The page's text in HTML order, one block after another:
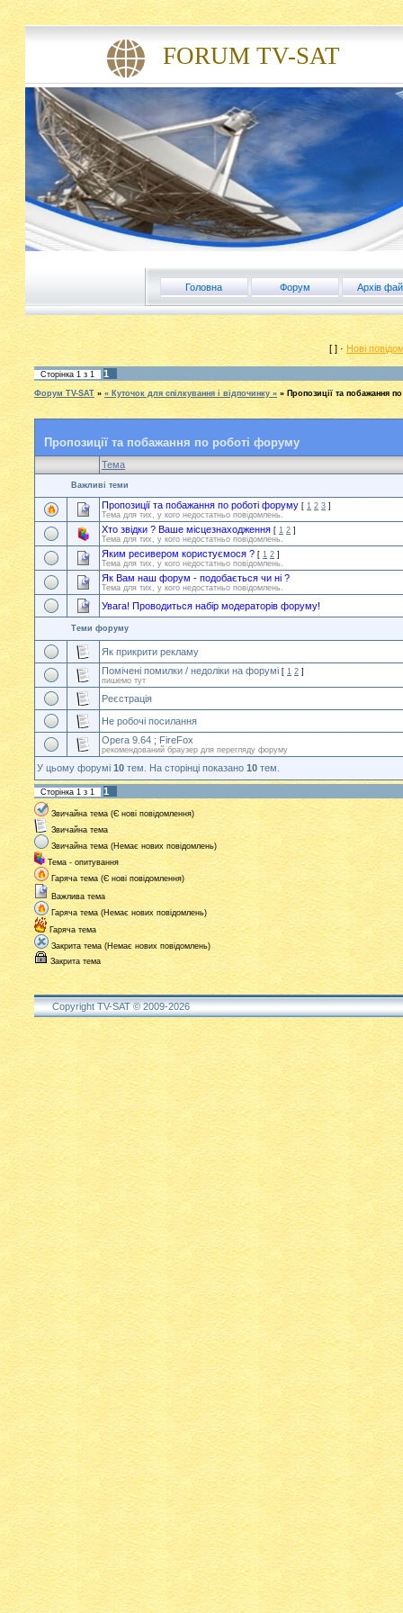
FORUM TV-SAT
Головна Форум Архів
[ ] · Нові
Сторінка 1 з 1 1
Форум TV-SAT » « Куточок для спілкування і відпочинку » » Пропозиції та побажання
Пропозиції та побажання по роботі форуму
Тема
Важливі теми
Пропозиції та побажання по роботі форуму [ 1 2 3 ]
Тема для тих, у кого недостатньо повідомлень.
Хто звідки ? Ваше місцезнаходження [ 1 2 ]
Тема для тих, у кого недостатньо повідомлень.
Яким ресивером користуємося ? [ 1 2 ]
Тема для тих, у кого недостатньо повідомлень.
Як Вам наш форум - подобається чи ні ?
Тема для тих, у кого недостатньо повідомлень.
Увага! Проводиться набір модераторів форуму!
Теми форуму
Як прикрити рекламу
Помічені помилки / недоліки на форумі [ 1 2 ]
пишемо тут
Реєстрація
Не робочі посилання
Opera 9.64 ; FireFox
рекомендований браузер для перегляду форуму
У цьому форумі 10 тем. На сторінці показано 10 тем.
Сторінка 1 з 1 1
Звичайна тема (Є нові повідомлення)
Звичайна тема
Звичайна тема (Немає нових повідомлень)
Тема - опитування
Гаряча тема (Є нові повідомлення)
Важлива тема
Гаряча тема (Немає нових повідомлень)
Гаряча тема
Закрита тема (Немає нових повідомлень)
Закрита тема
Copyright TV-SAT © 2009-2026